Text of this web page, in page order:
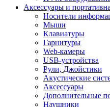
Аксессуары и
Носители
Мыши
Клавиатуры
Гарнитуры
Web-камеры
USB-устройства
Рули, Джойстики
Акустические
Аксессуары
Дополнительные
Наушники